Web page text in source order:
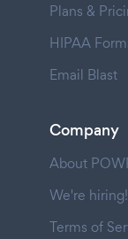
Plans &
HIPAA
Email Blast
Company
About
We're hiring!
Terms of